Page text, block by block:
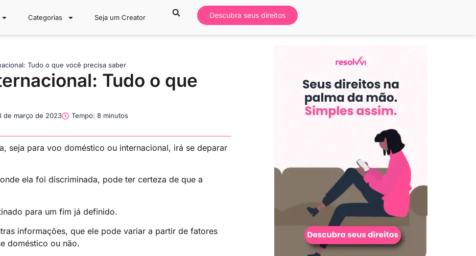
Categorias Seja um Creator Descubra seus direitos
Tudo o que você precisa saber
Tudo o que
de março de 2023 Tempo: 8 minutos
seja para voo doméstico ou internacional, irá se deparar
ela foi discriminada, pode ter certeza de que a
para um fim já definido.
informações, que ele pode variar a partir de fatores
doméstico ou não.